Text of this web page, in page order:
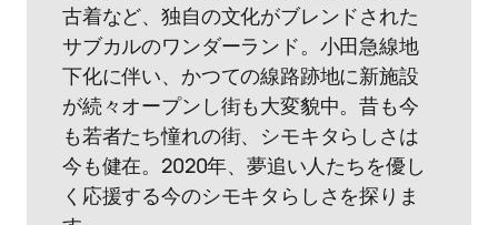
古着など、独自の文化がブレンドされた
サブカルのワンダーランド。小田急線地
下化に伴い、かつての線路跡地に新施設
が続々オープンし街も大変貌中。昔も今
も若者たち憧れの街、シモキタらしさは
今も健在。2020年、夢追い人たちを優し
く応援する今のシモキタらしさを探りま